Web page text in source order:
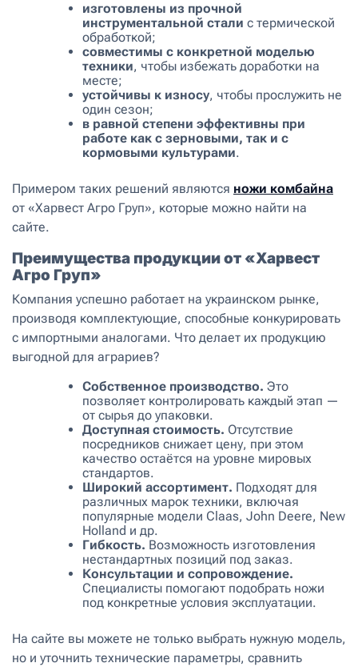
изготовлены из прочной
инструментальной стали с термической
обработкой;
совместимы с конкретной моделью
техники, чтобы избежать доработки на
месте;
устойчивы к износу, чтобы прослужить не
один сезон;
в равной степени эффективны при
работе как с зерновыми, так и с
кормовыми культурами.
Примером таких решений являются ножи комбайна
от «Харвест Агро Груп», которые можно найти на
сайте.
Преимущества продукции от «Харвест
Агро Груп»
Компания успешно работает на украинском рынке,
производя комплектующие, способные конкурировать
с импортными аналогами. Что делает их продукцию
выгодной для аграриев?
Собственное производство. Это
позволяет контролировать каждый этап —
от сырья до упаковки.
Доступная стоимость. Отсутствие
посредников снижает цену, при этом
качество остаётся на уровне мировых
стандартов.
Широкий ассортимент. Подходят для
различных марок техники, включая
популярные модели Claas, John Deere, New
Holland и др.
Гибкость. Возможность изготовления
нестандартных позиций под заказ.
Консультации и сопровождение.
Специалисты помогают подобрать ножи
под конкретные условия эксплуатации.
На сайте вы можете не только выбрать нужную модель,
но и уточнить технические параметры, сравнить